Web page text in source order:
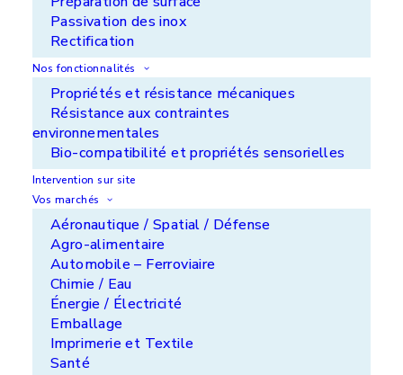
Passivation des inox
Rectification
Nos fonctionnalités
Propriétés et résistance mécaniques
Résistance aux contraintes
environnementales
Bio-compatibilité et propriétés sensorielles
Intervention sur site
Vos marchés
Aéronautique / Spatial / Défense
Agro-alimentaire
Automobile – Ferroviaire
Chimie / Eau
Énergie / Électricité
Emballage
Imprimerie et Textile
Santé
Réparation en centrale hydroélectrique